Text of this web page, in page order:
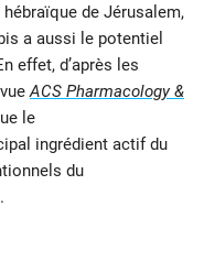
de Jérusalem,
a aussi le potentiel
effet, d’après les
ACS Pharmacology &
le
ingrédient actif du
du